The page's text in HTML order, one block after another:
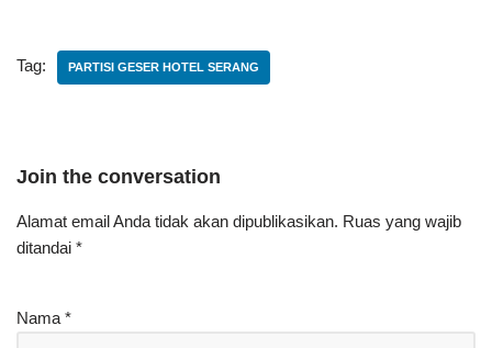
Tag: PARTISI GESER HOTEL SERANG
Join the conversation
Alamat email Anda tidak akan dipublikasikan. Ruas yang wajib
ditandai *
Nama *